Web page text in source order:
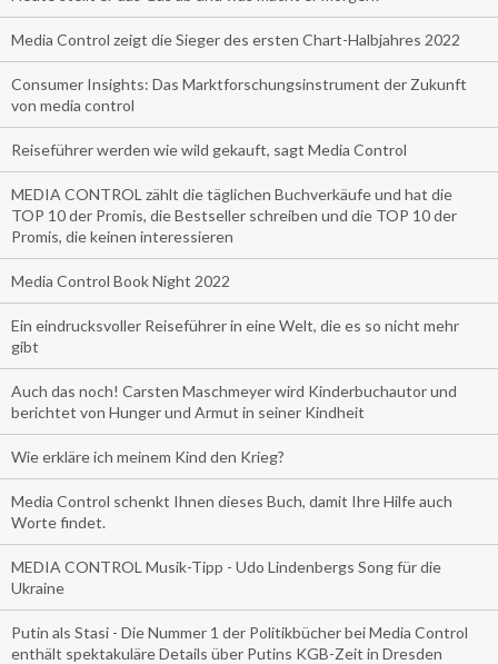
Media Control zeigt die Sieger des ersten Chart-Halbjahres 2022
Consumer Insights: Das Marktforschungsinstrument der Zukunft
von media control
Reiseführer werden wie wild gekauft, sagt Media Control
MEDIA CONTROL zählt die täglichen Buchverkäufe und hat die
TOP 10 der Promis, die Bestseller schreiben und die TOP 10 der
Promis, die keinen interessieren
Media Control Book Night 2022
Ein eindrucksvoller Reiseführer in eine Welt, die es so nicht mehr
gibt
Auch das noch! Carsten Maschmeyer wird Kinderbuchautor und
berichtet von Hunger und Armut in seiner Kindheit
Wie erkläre ich meinem Kind den Krieg?
Media Control schenkt Ihnen dieses Buch, damit Ihre Hilfe auch
Worte findet.
MEDIA CONTROL Musik-Tipp - Udo Lindenbergs Song für die
Ukraine
Putin als Stasi - Die Nummer 1 der Politikbücher bei Media Control
enthält spektakuläre Details über Putins KGB-Zeit in Dresden